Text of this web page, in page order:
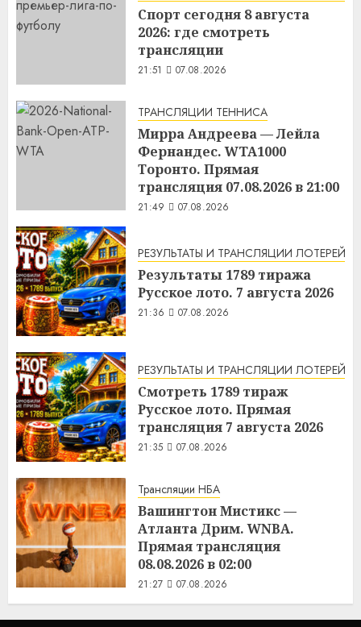
Спорт сегодня 8 августа
2026: где смотреть
трансляции
21:51 07.08.2026
ТРАНСЛЯЦИИ ТЕННИСА
Мирра Андреева — Лейла
Фернандес. WTA1000
Торонто. Прямая
трансляция 07.08.2026 в 21:00
21:49 07.08.2026
РЕЗУЛЬТАТЫ И ТРАНСЛЯЦИИ ЛОТЕРЕЙ
Результаты 1789 тиража
Русское лото. 7 августа 2026
21:36 07.08.2026
РЕЗУЛЬТАТЫ И ТРАНСЛЯЦИИ ЛОТЕРЕЙ
Смотреть 1789 тираж
Русское лото. Прямая
трансляция 7 августа 2026
21:35 07.08.2026
Трансляции НБА
Вашингтон Мистикс —
Атланта Дрим. WNBA.
Прямая трансляция
08.08.2026 в 02:00
21:27 07.08.2026